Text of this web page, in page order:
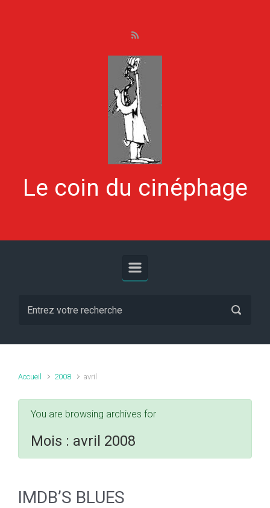
Le coin du cinéphage
Accueil 2008 avril
You are browsing archives for
Mois : avril 2008
IMDB’S BLUES